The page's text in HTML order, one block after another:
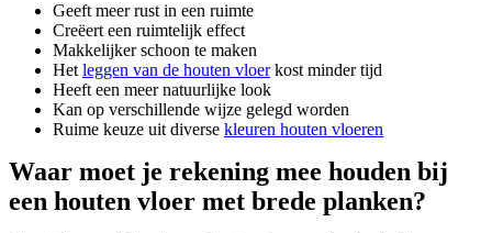
Geeft meer rust in een ruimte
Creëert een ruimtelijk effect
Makkelijker schoon te maken
Het leggen van de houten vloerkost minder tijd
Heeft een meer natuurlijke look
Kan op verschillende wijze gelegd worden
Ruime keuze uit diverse kleuren houten vloeren
Waar moet je rekening mee houden bij
een houten vloer met brede planken?